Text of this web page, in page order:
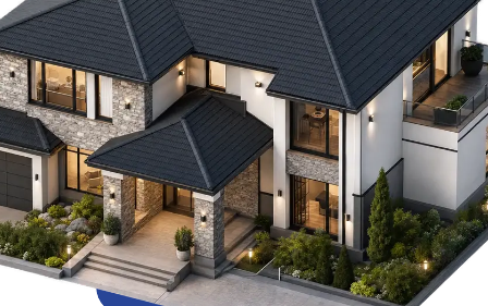
ПОДОБРАТЬ КРОВЛЮ